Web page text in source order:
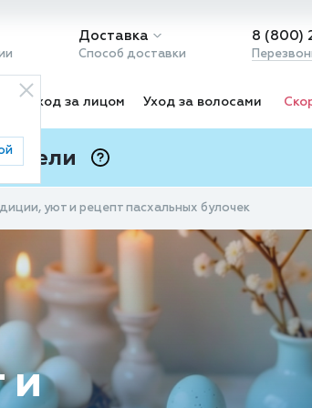
Доставка
Способ доставки
8 (800)
Уход за лицом Уход за волосами
уют и рецепт пасхальных булочек
и